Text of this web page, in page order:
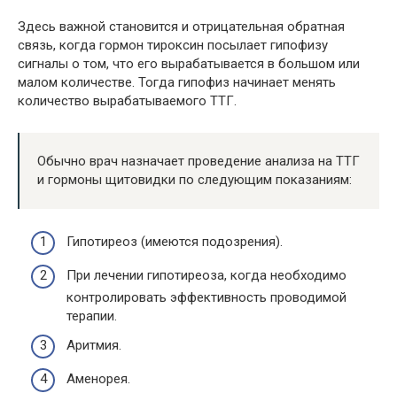
Здесь важной становится и отрицательная обратная
связь, когда гормон тироксин посылает гипофизу
сигналы о том, что его вырабатывается в большом или
малом количестве. Тогда гипофиз начинает менять
количество вырабатываемого ТТГ.
Обычно врач назначает проведение анализа на ТТГ
и гормоны щитовидки по следующим показаниям:
Гипотиреоз (имеются подозрения).
При лечении гипотиреоза, когда необходимо
контролировать эффективность проводимой
терапии.
Аритмия.
Аменорея.